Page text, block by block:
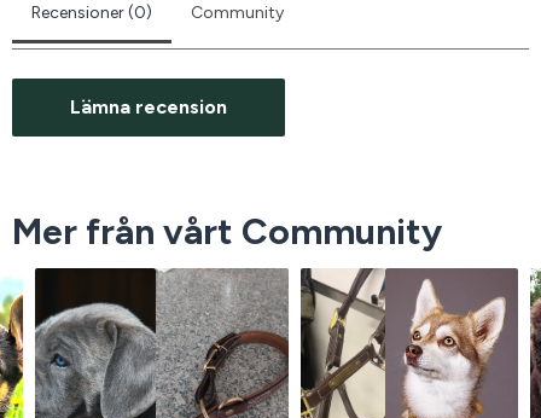
Recensioner (0) Community
Lämna recension
Mer från vårt Community